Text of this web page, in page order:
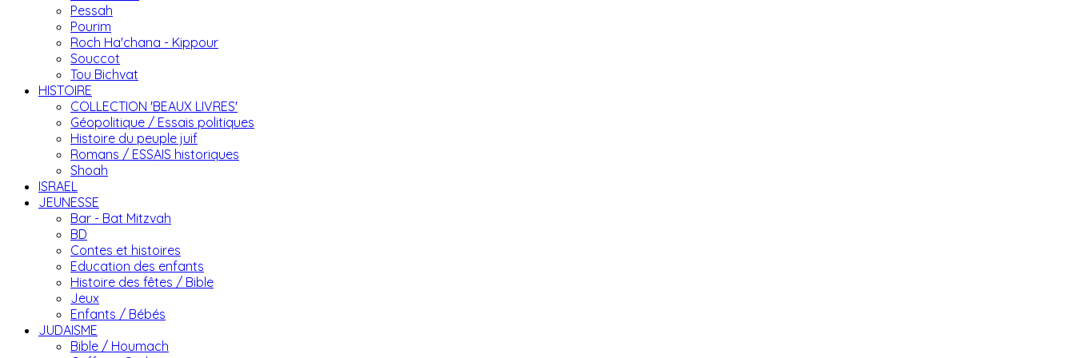
Pessah
Pourim
Roch Ha'chana - Kippour
Souccot
Tou Bichvat
HISTOIRE
COLLECTION 'BEAUX LIVRES'
Géopolitique / Essais politiques
Histoire du peuple juif
Romans / ESSAIS historiques
Shoah
ISRAEL
JEUNESSE
Bar - Bat Mitzvah
BD
Contes et histoires
Education des enfants
Histoire des fêtes / Bible
Jeux
Enfants / Bébés
JUDAISME
Bible / Houmach